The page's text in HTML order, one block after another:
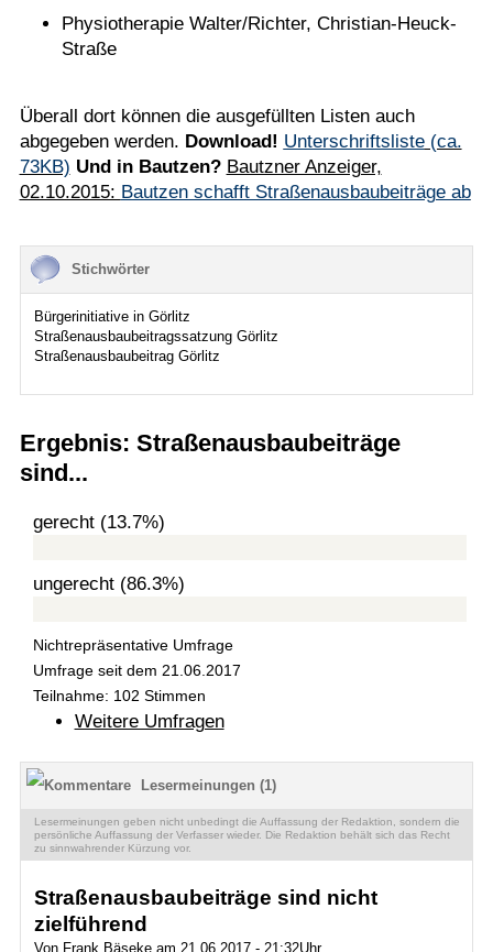
Physiotherapie Walter/Richter, Christian-Heuck-
Straße
Überall dort können die ausgefüllten Listen auch
abgegeben werden. Download! Unterschriftsliste(ca.
73KB) Und in Bautzen? Bautzner Anzeiger,
02.10.2015: Bautzen schafft Straßenausbaubeiträge ab
Stichwörter
Bürgerinitiative in Görlitz
Straßenausbaubeitragssatzung Görlitz
Straßenausbaubeitrag Görlitz
Ergebnis: Straßenausbaubeiträge
sind...
gerecht (13.7%)
ungerecht (86.3%)
Nichtrepräsentative Umfrage
Umfrage seit dem 21.06.2017
Teilnahme: 102 Stimmen
Weitere Umfragen
Lesermeinungen (1)
Lesermeinungen geben nicht unbedingt die Auffassung der Redaktion, sondern die
persönliche Auffassung der Verfasser wieder. Die Redaktion behält sich das Recht
zu sinnwahrender Kürzung vor.
Straßenausbaubeiträge sind nicht
zielführend
Von Frank Bäseke am 21.06.2017 - 21:32Uhr